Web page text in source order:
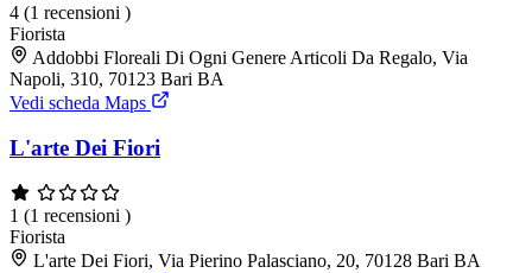
4 (1 recensioni )
Fiorista
Addobbi Floreali Di Ogni Genere Articoli Da Regalo, Via
Napoli, 310, 70123 Bari BA
Vedi scheda Maps
L'arte Dei Fiori
1 (1 recensioni )
Fiorista
L'arte Dei Fiori, Via Pierino Palasciano, 20, 70128 Bari BA